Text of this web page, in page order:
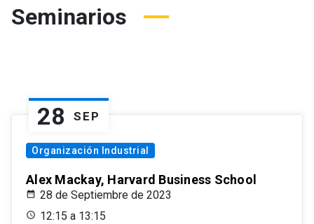
Seminarios
28 SEP
Organización Industrial
Alex Mackay, Harvard Business School
28 de Septiembre de 2023
12:15 a 13:15